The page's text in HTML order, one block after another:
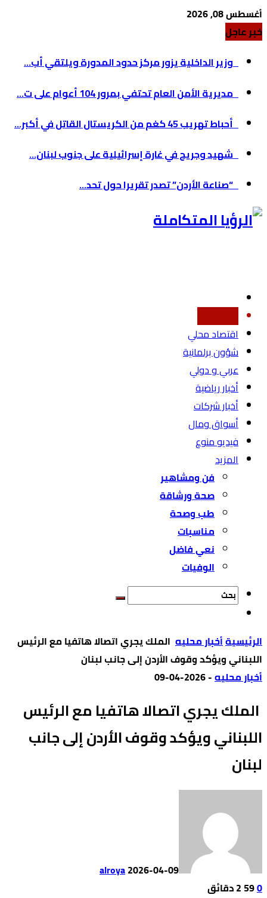
أغسطس 08, 2026
خبر عاجل
وزير الداخلية يزور مركز حدود المدورة ويلتقي أب...
مديرية الأمن العام تحتفي بمرور 104 أعوام على ت...
أحباط تهريب 45 كغم من الكريستال القاتل في أكبر...
شهيد وجريح في غارة إسرائيلية على جنوب لبنان...
“صناعة الأردن” تصدر تقريرا حول تحد...
اقتصاد محلي
شؤون برلمانية
عربي و دولي
أخبار رياضية
أخبار شركات
أسواق ومال
فيديو منوع
المزيد
فن ومشاهير
صحة ورشاقة
طب وصحة
مناسبات
نعي فاضل
الوفيات
‫الرئيسية‬أخبار محليه الملك يجري اتصالا هاتفيا مع الرئيس
اللبناني ويؤكد وقوف الأردن إلى جانب لبنان
أخبار محليه-
2026-04-09
الملك يجري اتصالا هاتفيا مع الرئيس
اللبناني ويؤكد وقوف الأردن إلى جانب
لبنان
alroya2026-04-09
0
59 2 ‫دقائق‬